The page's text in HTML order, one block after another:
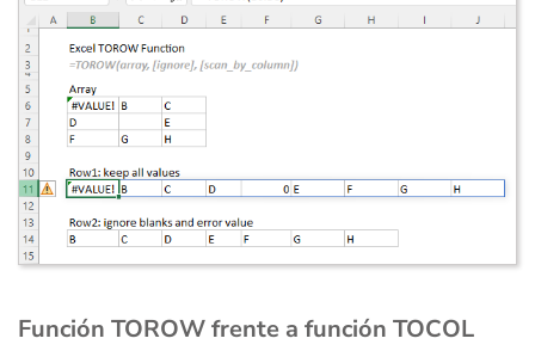
Función TOROW frente a función TOCOL